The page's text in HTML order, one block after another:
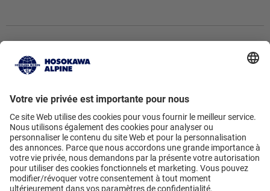
Hosokawa Alpine AG
Peter-Doerfler-Str. 13 – 25 • 86199
Augsburg • Germany
Vers le formulaire de contact• +49
821 5906-0